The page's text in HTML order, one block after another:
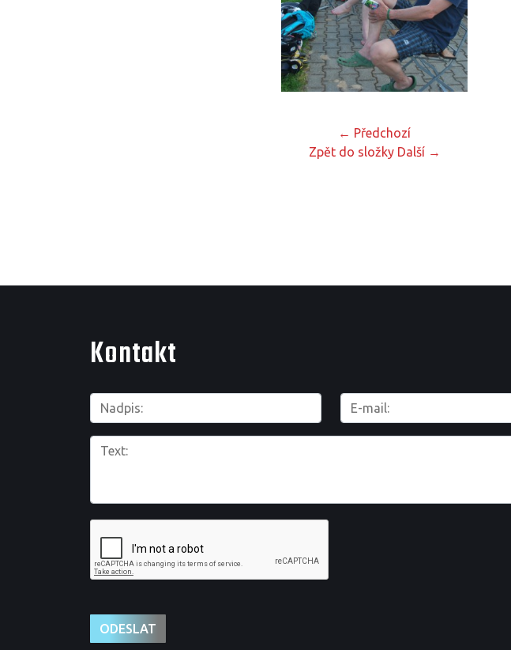
← Předchozí
Zpět do složky Další →
Kontakt